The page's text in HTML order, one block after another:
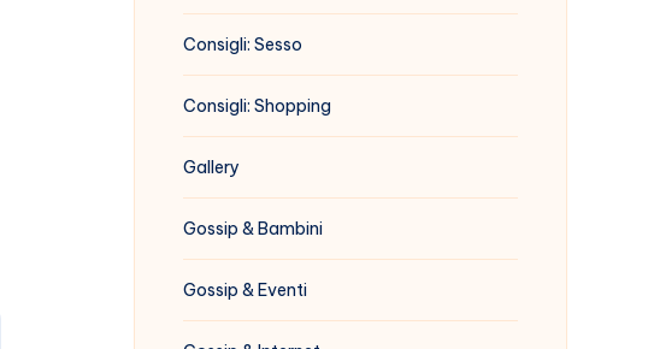
Consigli: Sesso
Consigli: Shopping
Gallery
Gossip & Bambini
Gossip & Eventi